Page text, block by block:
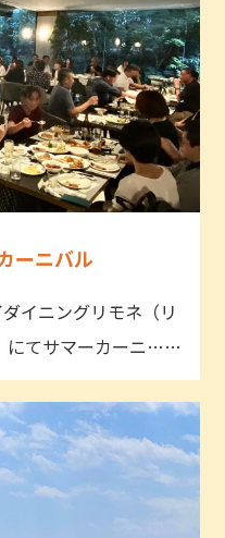
ーニバル
イニングリモネ（リ
にてサマーカーニ……